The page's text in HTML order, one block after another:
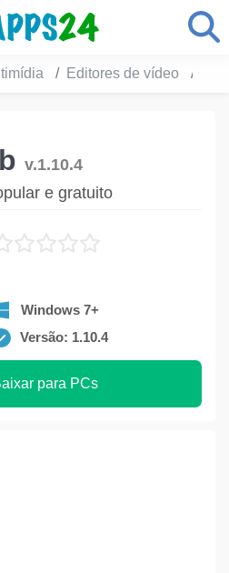
Editores de vídeo
v.1.10.4
e gratuito
Windows 7+
Versão: 1.10.4
para PCs